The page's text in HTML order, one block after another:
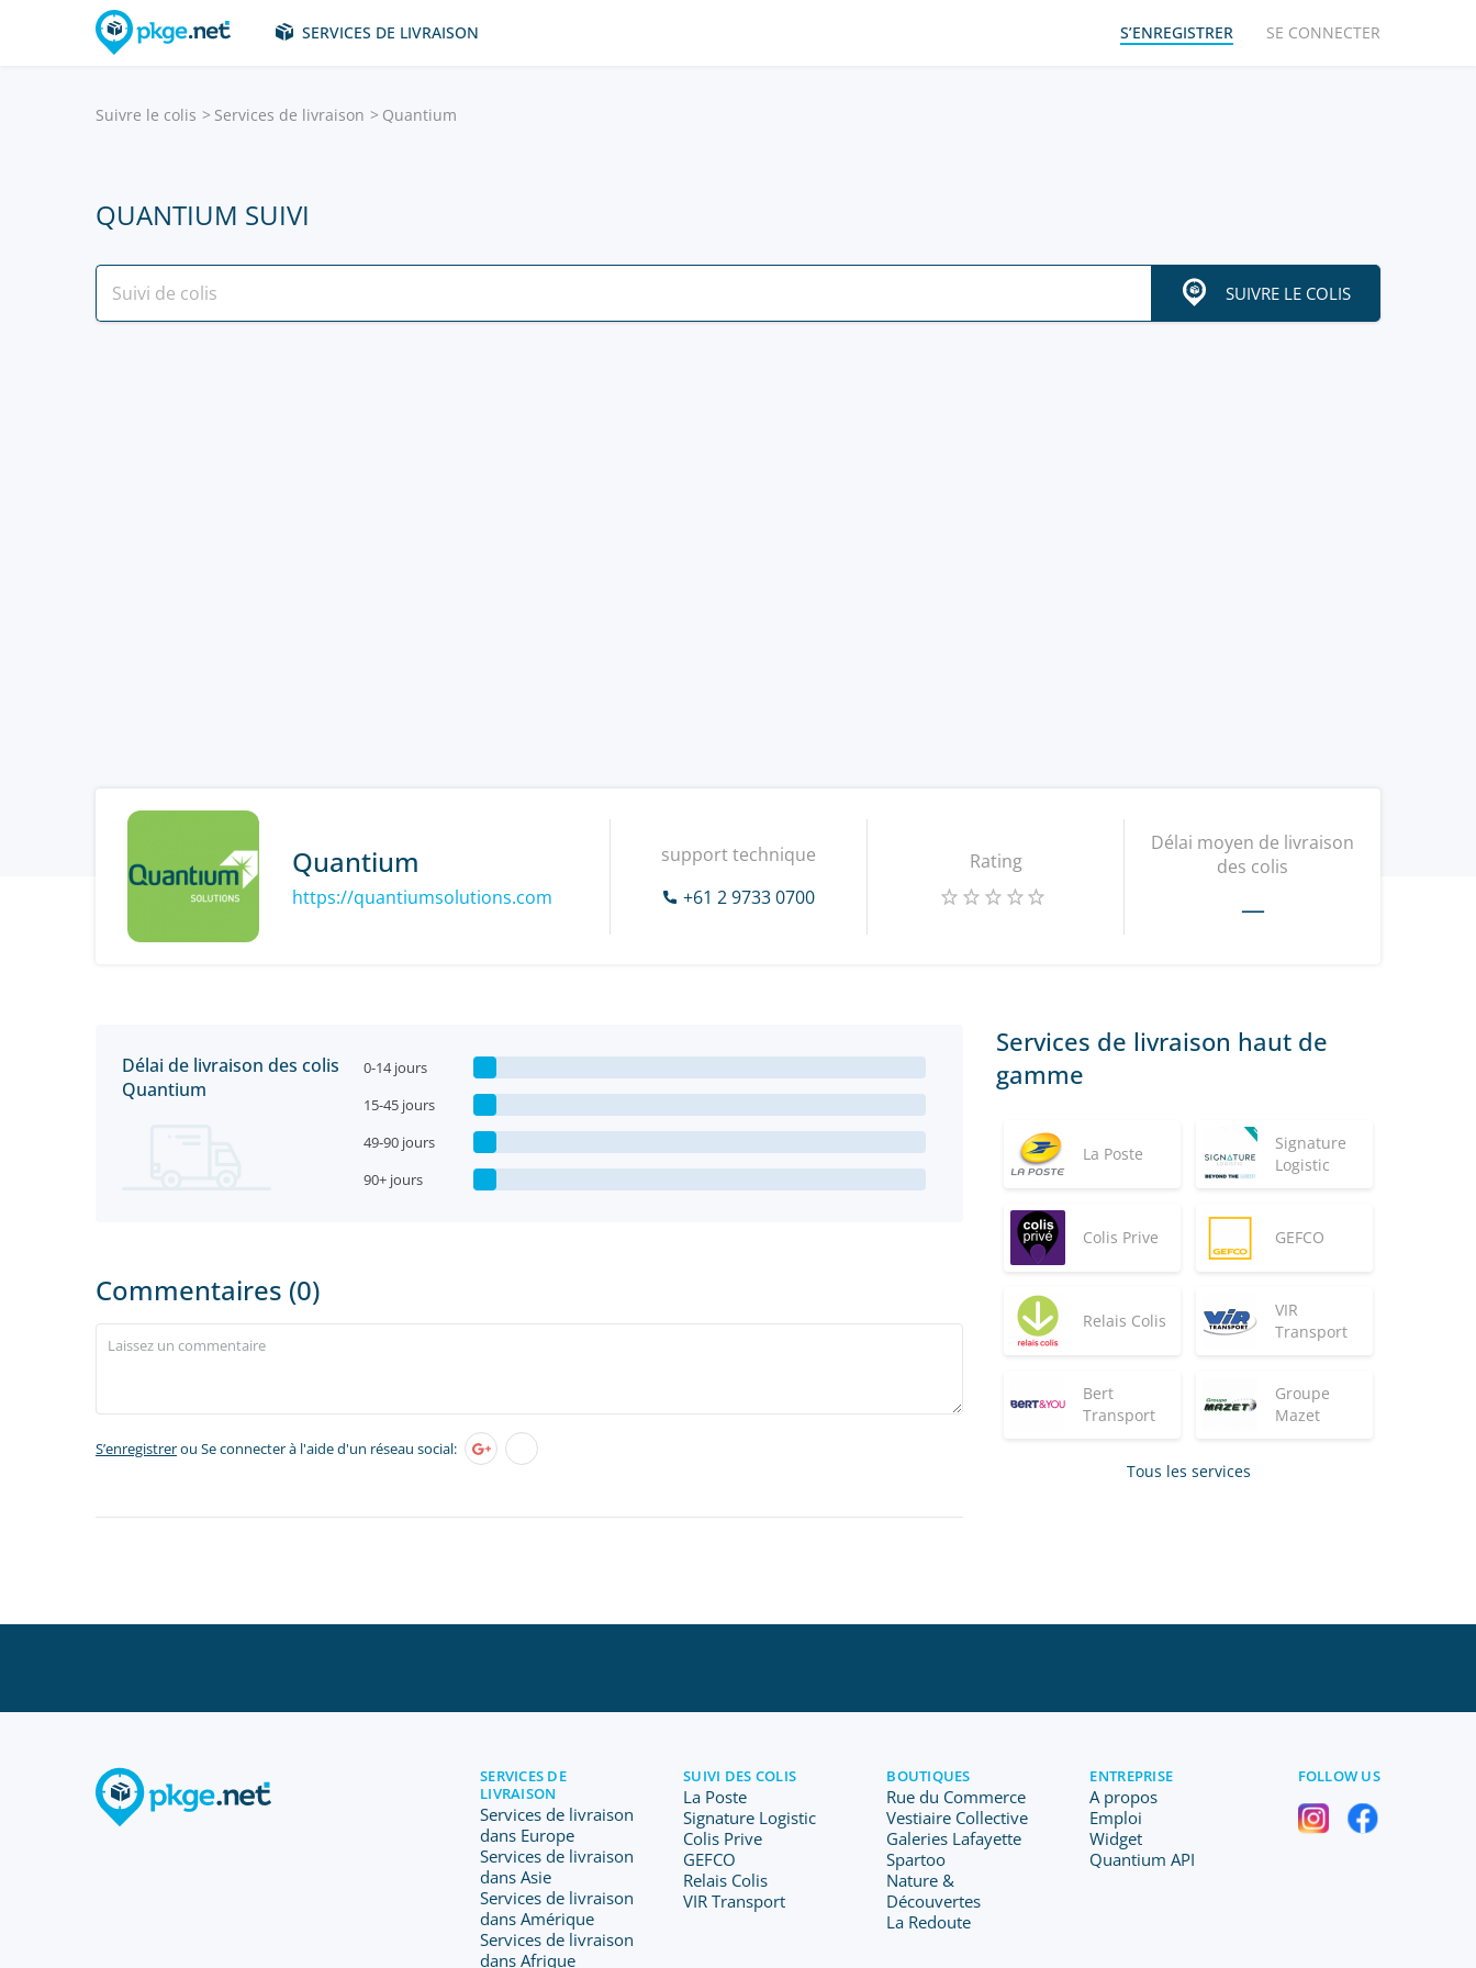
SERVICES DE LIVRAISON S’ENREGISTRER SE CONNECTER
Suivre le colis Services de livraison Quantium
QUANTIUM SUIVI
SUIVRE LE COLIS
Quantium
https://quantiumsolutions.com
support technique
+61 2 9733 0700
Rating
Délai moyen de livraison
des colis
—
Délai de livraison des colis
Quantium
0-14 jours
15-45 jours
49-90 jours
90+ jours
Commentaires (0)
S’enregistrerou Se connecter à l'aide d'un réseau social:
Services de livraison haut de
gamme
La Poste
Signature
Logistic
Colis Prive GEFCO
Relais Colis
VIR
Transport
Bert
Transport
Groupe
Mazet
Tous les services
SERVICES DE
LIVRAISON
Services de livraison
dans Europe
Services de livraison
dans Asie
Services de livraison
dans Amérique
Services de livraison
dans Afrique
SUIVI DES COLIS
La Poste
Signature Logistic
Colis Prive
GEFCO
Relais Colis
VIR Transport
BOUTIQUES
Rue du Commerce
Vestiaire Collective
Galeries Lafayette
Spartoo
Nature &
Découvertes
La Redoute
ENTREPRISE
A propos
Emploi
Widget
Quantium API
FOLLOW US